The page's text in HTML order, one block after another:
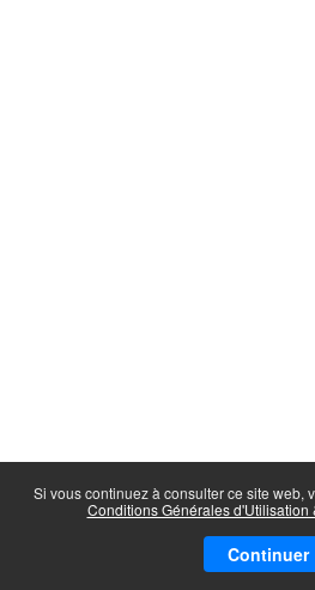
Si vous continuez à consulter ce site web,
Conditions Générales d'Utilisation
Continuer